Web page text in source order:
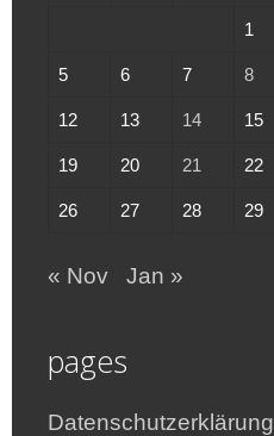
1
5 6 7 8
12 13 14 15
19 20 21 22
26 27 28 29
« Nov Jan »
pages
Datenschutzerklärung